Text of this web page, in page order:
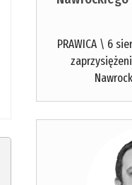
PRAWICA \ 6